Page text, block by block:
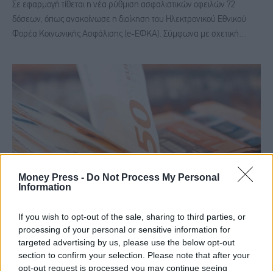
Money Press - Do Not Process My Personal
Information
If you wish to opt-out of the sale, sharing to third parties, or
processing of your personal or sensitive information for
targeted advertising by us, please use the below opt-out
section to confirm your selection. Please note that after your
opt-out request is processed you may continue seeing
Σε εφαρμογή τίθεται η νέα ρύθμιση ασφαλιστικών οφειλών 72
δόσεων, όπως ανακοίνωσε η διοίκηση του Ηλεκτρονικού Εθνικού
Φορέα Κοινωνικής Ασφάλισης (e-ΕΦΚΑ). Σύμφωνα με σχετική…
Ανατροπές στις συντάξεις χηρείας – Τι αλλάζει
για χιλιάδες δικαιούχους